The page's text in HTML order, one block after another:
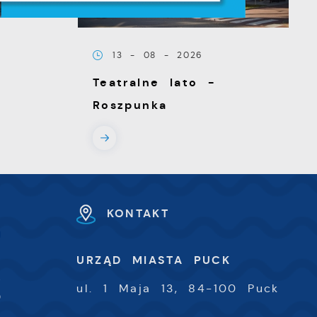
13 - 08 - 2026
Teatralne lato -
Roszpunka
KONTAKT
URZĄD MIASTA PUCK
ul. 1 Maja 13, 84-100 Puck